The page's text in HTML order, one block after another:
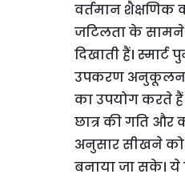
वर्तमान शैक्षणिक
जटिलता के सामने
दिखाती हैं।
उपकरण
का उपयोग करते हैं
छात्र की गति और
अनुसार सीखने को
बनाया जा सके।